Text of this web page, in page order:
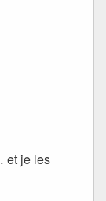
et je les